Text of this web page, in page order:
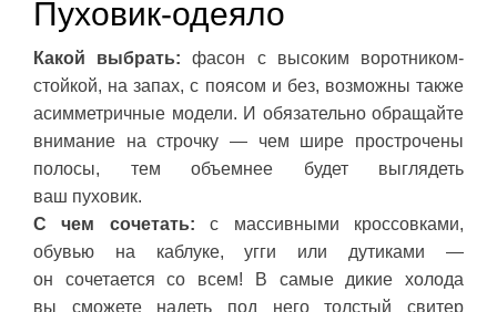
Пуховик-одеяло
Какой выбрать: фасон с высоким воротником-
стойкой, на запах, с поясом и без, возможны также
асимметричные модели. И обязательно обращайте
внимание на строчку — чем шире прострочены
полосы, тем объемнее будет выглядеть
ваш пуховик.
С чем сочетать: с массивными кроссовками,
обувью на каблуке, угги или дутиками —
он сочетается со всем! В самые дикие холода
вы сможете надеть под него толстый свитер